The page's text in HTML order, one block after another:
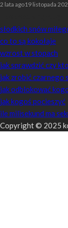
2 lata ago19 listopada
słodkich snów
co to są kokołaje
wzrost w stopach
jak sprawdzić czy
jak zrobić czarnego
jak odblokować
jak kogoś pocieszyć
ile milisekund ma
Copyright © 2025